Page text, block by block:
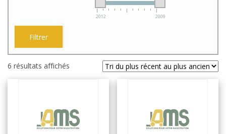
2012 2009
Filtrer
6 résultats affichés
au
plus
ancien